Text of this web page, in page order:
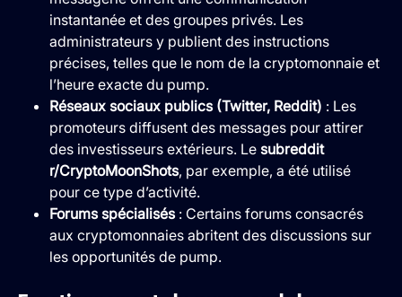
instantanée et des groupes privés. Les
administrateurs y publient des instructions
précises, telles que le nom de la cryptomonnaie et
l’heure exacte du pump.
Réseaux sociaux publics (Twitter, Reddit) : Les
promoteurs diffusent des messages pour attirer
des investisseurs extérieurs. Le subreddit
r/CryptoMoonShots, par exemple, a été utilisé
pour ce type d’activité.
Forums spécialisés: Certains forums consacrés
aux cryptomonnaies abritent des discussions sur
les opportunités de pump.